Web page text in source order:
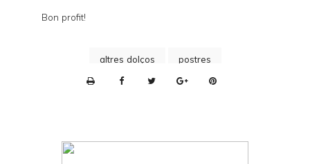
Bon profit!
altres dolços
postres
n